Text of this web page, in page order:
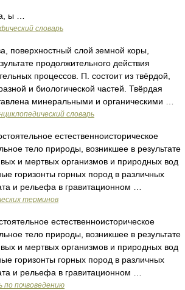
ы …
словарь
поверхностный слой земной коры,
продолжительного действия
процессов. П. состоит из твёрдой,
и биологической частей. Твёрдая
минеральными и органическими …
словарь
естественноисторическое
тело природы, возникшее в результате
и мертвых организмов и природных вод
горизонты горных пород в различных
и рельефа в гравитационном …
терминов
естественноисторическое
тело природы, возникшее в результате
и мертвых организмов и природных вод
горизонты горных пород в различных
и рельефа в гравитационном …
по почвоведению